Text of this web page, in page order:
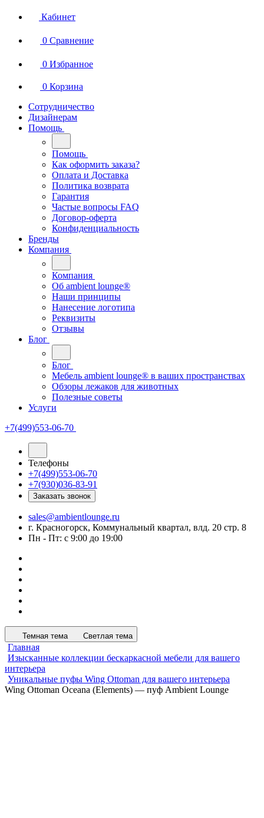
Кабинет
0 Сравнение
0 Избранное
0 Корзина
Сотрудничество
Дизайнерам
Помощь
Помощь
Как оформить заказа?
Оплата и Доставка
Политика возврата
Гарантия
Частые вопросы FAQ
Договор-оферта
Конфиденциальность
Бренды
Компания
Компания
Oб ambient lounge®
Наши принципы
Нанесение логотипа
Реквизиты
Отзывы
Блог
Блог
Мебель ambient lounge® в ваших пространствах
Обзоры лежаков для животных
Полезные советы
Услуги
+7(499)553-06-70
Телефоны
+7(499)553-06-70
+7(930)036-83-91
Заказать звонок
sales@ambientlounge.ru
г. Красногорск, Коммунальный квартал, влд. 20 стр. 8
Пн - Пт: с 9:00 до 19:00
Темная тема Светлая тема
Главная
Изысканные коллекции бескаркасной мебели для вашего
интерьера
Уникальные пуфы Wing Ottoman для вашего интерьера
Wing Ottoman Oceana (Elements) — пуф Ambient Lounge